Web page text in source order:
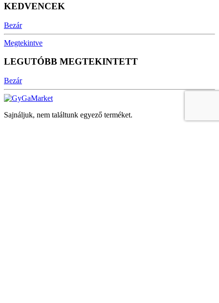
KEDVENCEK
Bezár
Megtekintve
LEGUTÓBB MEGTEKINTETT
Bezár
Sajnáljuk, nem találtunk egyező terméket.